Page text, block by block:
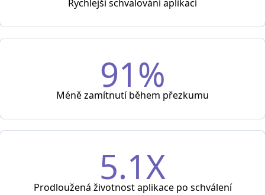
Rychlejší schvalování aplikací
91%
Méně zamítnutí během přezkumu
5.1X
Prodloužená životnost aplikace po schválení